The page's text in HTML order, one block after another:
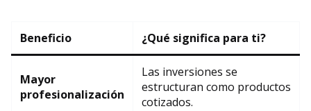
Beneficio ¿Qué significa para ti?
Mayor
profesionalización
Las inversiones se
estructuran como productos
cotizados.